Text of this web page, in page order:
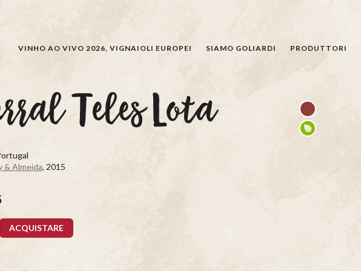
VINHO AO VIVO 2026, VIGNAIOLI EUROPEI SIAMO GOLIARDI PRODUTTORI
Teles Lota
& Almeida, 2015
ACQUISTARE